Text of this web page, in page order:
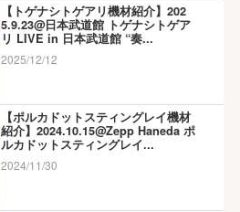
【トゲナシトゲアリ機材紹介】202
5.9.23@日本武道館 トゲナシトゲア
リ LIVE in 日本武道館 “奏...
2025/12/12
【ポルカドットスティングレイ機材
紹介】2024.10.15@Zepp Haneda ポ
ルカドットスティングレイ...
2024/11/30